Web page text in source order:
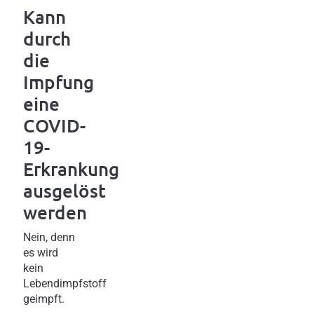
Kann
durch
die
Impfung
eine
COVID-
19-
Erkrankung
ausgelöst
werden
Nein, denn
es wird
kein
Lebendimpfstoff
geimpft.